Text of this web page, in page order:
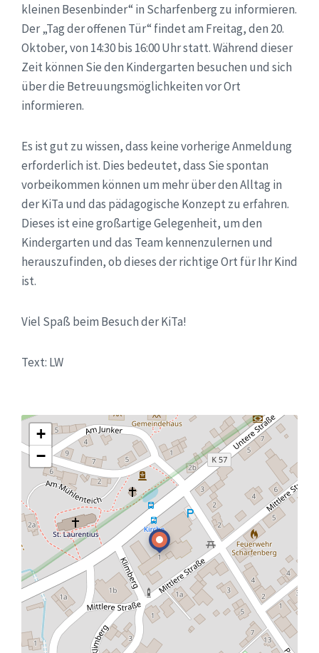
kleinen Besenbinder“ in Scharfenberg zu informieren.
Der „Tag der offenen Tür“ findet am Freitag, den 20.
Oktober, von 14:30 bis 16:00 Uhr statt. Während dieser
Zeit können Sie den Kindergarten besuchen und sich
über die Betreuungsmöglichkeiten vor Ort
informieren.
Es ist gut zu wissen, dass keine vorherige Anmeldung
erforderlich ist. Dies bedeutet, dass Sie spontan
vorbeikommen können um mehr über den Alltag in
der KiTa und das pädagogische Konzept zu erfahren.
Dieses ist eine großartige Gelegenheit, um den
Kindergarten und das Team kennenzulernen und
herauszufinden, ob dieses der richtige Ort für Ihr Kind
ist.
Viel Spaß beim Besuch der KiTa!
Text: LW
+
−